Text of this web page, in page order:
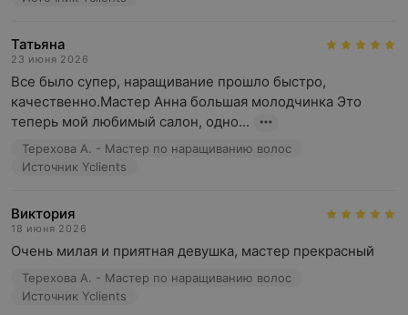
Татьяна
23 июня 2026
Все было супер, наращивание прошло быстро,
качественно.Мастер Анна большая молодчинка Это
теперь мой любимый салон, одно...
Терехова А. - Мастер по наращиванию волос
Источник Yclients
Виктория
18 июня 2026
Очень милая и приятная девушка, мастер прекрасный
Терехова А. - Мастер по наращиванию волос
Источник Yclients